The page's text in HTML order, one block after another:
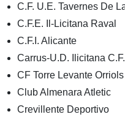
C.F. U.E. Tavernes De
C.F.E. Il-Licitana Raval
C.F.I. Alicante
Carrus-U.D. Ilicitana C.F.
CF Torre Levante Orriols
Club Almenara Atletic
Crevillente Deportivo